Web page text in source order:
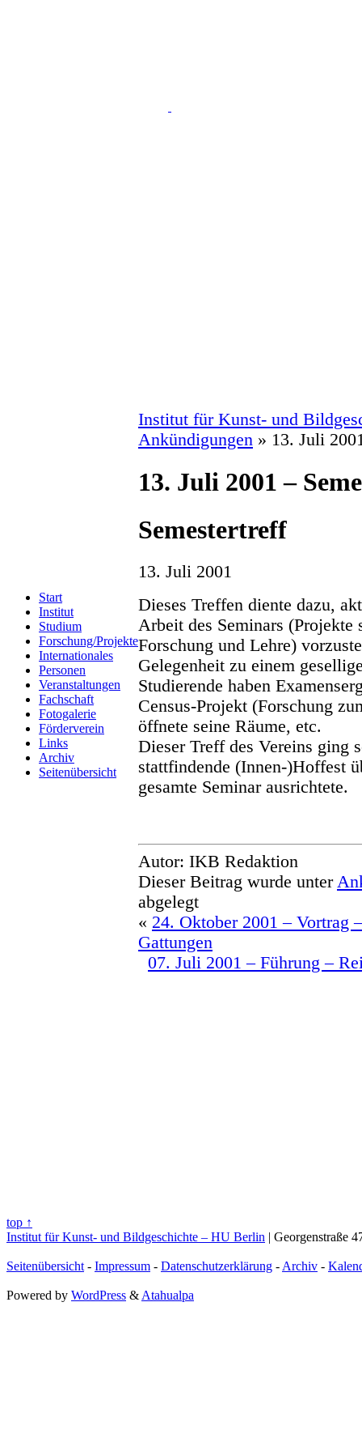
Start
Institut
Studium
Forschung/Projekte
Internationales
Personen
Veranstaltungen
Fachschaft
Fotogalerie
Förderverein
Links
Archiv
Seitenübersicht
Institut für Kunst- und
Ankündigungen » 13. Juli
13. Juli 2001 –
Semestertreff
13. Juli 2001
Dieses Treffen diente dazu,
Arbeit des Seminars (Projekte
Forschung und Lehre)
Gelegenheit zu einem
Studierende haben
Census-Projekt (Forschung
öffnete seine Räume, etc.
Dieser Treff des Vereins ging
stattfindende (Innen-)Hoffest
gesamte Seminar ausrichtete.
Autor: IKB Redaktion
Dieser Beitrag wurde unter
abgelegt
« 24. Oktober 2001 – Vortrag
Gattungen
07. Juli 2001 – Führung –
top ↑
Institut für Kunst- und Bildgeschichte – HU Berlin | Georgenstraße
Seitenübersicht - Impressum - Datenschutzerklärung - Archiv -
Powered by WordPress & Atahualpa